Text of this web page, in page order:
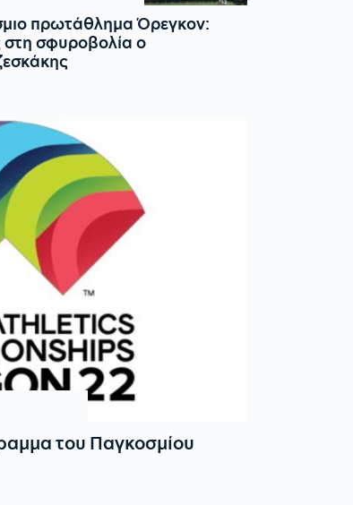
πρωτάθλημα Όρεγκον:
σφυροβολία ο
του Παγκοσμίου